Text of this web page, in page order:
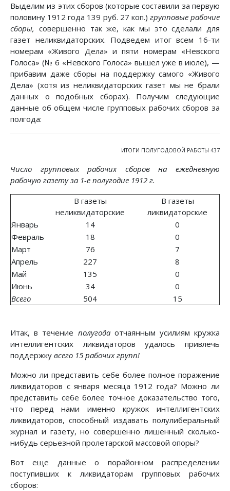
Выделим из этих сборов (которые составили за первую
половину 1912 года 139 руб. 27 коп.) групповые рабочие
сборы, совершенно так же, как мы это сделали для
газет неликвидаторских. Подведем итог всем 16-ти
номерам «Живого Дела» и пяти номерам «Невского
Голоса» (№ 6 «Невского Голоса» вышел уже в июле), —
прибавим даже сборы на поддержку самого «Живого
Дела» (хотя из неликвидаторских газет мы не брали
данных о подобных сборах). Получим следующие
данные об общем числе групповых рабочих сборов за
полгода:
ИТОГИ ПОЛУГОДОВОЙ РАБОТЫ 437
Число групповых рабочих сборов на ежедневную
рабочую газету за 1-е полугодие 1912 г.
В газеты
неликвидаторские
В газеты
ликвидаторские
Январь
14
0
Февраль
18
0
Март
76
7
Апрель
227
8
Май
135
0
Июнь
34
0
Всего
504 15
Итак, в течение полугодаотчаянным усилиям кружка
интеллигентских ликвидаторов удалось привлечь
поддержку всего 15 рабочих групп!
Можно ли представить себе более полное поражение
ликвидаторов с января месяца 1912 года? Можно ли
представить себе более точное доказательство того,
что перед нами именно кружок интеллигентских
ликвидаторов, способный издавать полулиберальный
журнал и газету, но совершенно лишенный сколько-
нибудь серьезной пролетарской массовой опоры?
Вот еще данные о порайонном распределении
поступивших к ликвидаторам групповых рабочих
сборов: